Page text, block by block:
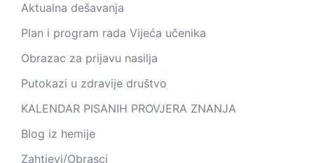
Aktualna dešavanja
Plan i program rada Vijeća učenika
Obrazac za prijavu nasilja
Putokazi u zdravije društvo
KALENDAR PISANIH PROVJERA ZNANJA
Blog iz hemije
Zahtjevi/Obrasci